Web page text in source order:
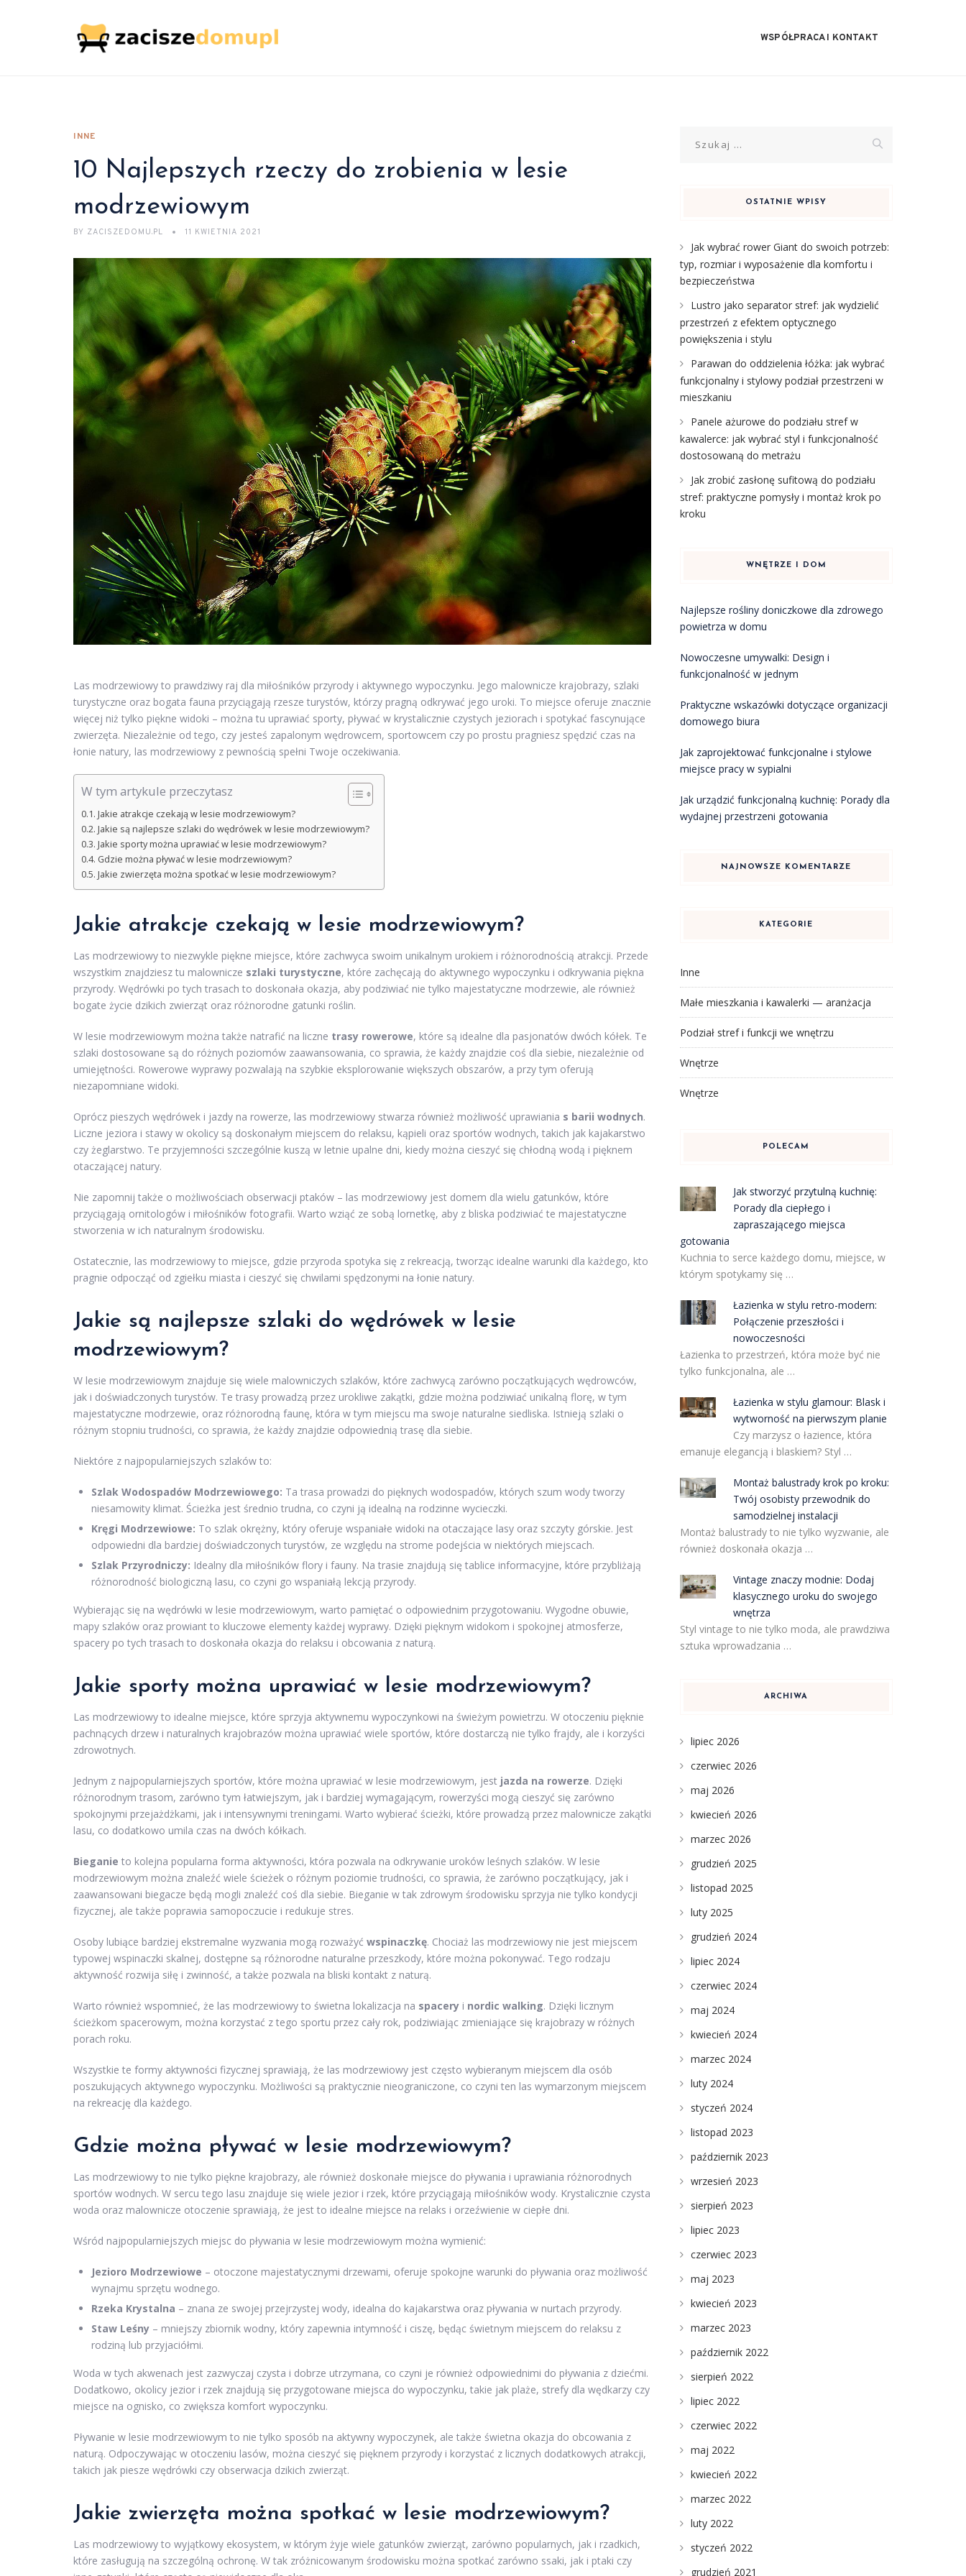
WSPÓŁPRACA I KONTAKT
INNE
10 Najlepszych rzeczy do zrobienia w lesie
modrzewiowym
BY ZACISZEDOMU.PL 11 KWIETNIA 2021
Las modrzewiowy to prawdziwy raj dla miłośników przyrody i aktywnego wypoczynku. Jego malownicze krajobrazy, szlaki
turystyczne oraz bogata fauna przyciągają rzesze turystów, którzy pragną odkrywać jego uroki. To miejsce oferuje znacznie
więcej niż tylko piękne widoki – można tu uprawiać sporty, pływać w krystalicznie czystych jeziorach i spotykać fascynujące
zwierzęta. Niezależnie od tego, czy jesteś zapalonym wędrowcem, sportowcem czy po prostu pragniesz spędzić czas na
łonie natury, las modrzewiowy z pewnością spełni Twoje oczekiwania.
W tym artykule przeczytasz
Jakie atrakcje czekają w lesie modrzewiowym?
Jakie są najlepsze szlaki do wędrówek w lesie modrzewiowym?
Jakie sporty można uprawiać w lesie modrzewiowym?
Gdzie można pływać w lesie modrzewiowym?
Jakie zwierzęta można spotkać w lesie modrzewiowym?
Jakie atrakcje czekają w lesie modrzewiowym?
Las modrzewiowy to niezwykle piękne miejsce, które zachwyca swoim unikalnym urokiem i różnorodnością atrakcji. Przede
wszystkim znajdziesz tu malownicze szlaki turystyczne, które zachęcają do aktywnego wypoczynku i odkrywania piękna
przyrody. Wędrówki po tych trasach to doskonała okazja, aby podziwiać nie tylko majestatyczne modrzewie, ale również
bogate życie dzikich zwierząt oraz różnorodne gatunki roślin.
W lesie modrzewiowym można także natrafić na liczne trasy rowerowe, które są idealne dla pasjonatów dwóch kółek. Te
szlaki dostosowane są do różnych poziomów zaawansowania, co sprawia, że każdy znajdzie coś dla siebie, niezależnie od
umiejętności. Rowerowe wyprawy pozwalają na szybkie eksplorowanie większych obszarów, a przy tym oferują
niezapomniane widoki.
Oprócz pieszych wędrówek i jazdy na rowerze, las modrzewiowy stwarza również możliwość uprawiania s barii wodnych.
Liczne jeziora i stawy w okolicy są doskonałym miejscem do relaksu, kąpieli oraz sportów wodnych, takich jak kajakarstwo
czy żeglarstwo. Te przyjemności szczególnie kuszą w letnie upalne dni, kiedy można cieszyć się chłodną wodą i pięknem
otaczającej natury.
Nie zapomnij także o możliwościach obserwacji ptaków – las modrzewiowy jest domem dla wielu gatunków, które
przyciągają ornitologów i miłośników fotografii. Warto wziąć ze sobą lornetkę, aby z bliska podziwiać te majestatyczne
stworzenia w ich naturalnym środowisku.
Ostatecznie, las modrzewiowy to miejsce, gdzie przyroda spotyka się z rekreacją, tworząc idealne warunki dla każdego, kto
pragnie odpocząć od zgiełku miasta i cieszyć się chwilami spędzonymi na łonie natury.
Jakie są najlepsze szlaki do wędrówek w lesie
modrzewiowym?
W lesie modrzewiowym znajduje się wiele malowniczych szlaków, które zachwycą zarówno początkujących wędrowców,
jak i doświadczonych turystów. Te trasy prowadzą przez urokliwe zakątki, gdzie można podziwiać unikalną florę, w tym
majestatyczne modrzewie, oraz różnorodną faunę, która w tym miejscu ma swoje naturalne siedliska. Istnieją szlaki o
różnym stopniu trudności, co sprawia, że każdy znajdzie odpowiednią trasę dla siebie.
Niektóre z najpopularniejszych szlaków to:
Szlak Wodospadów Modrzewiowego: Ta trasa prowadzi do pięknych wodospadów, których szum wody tworzy
niesamowity klimat. Ścieżka jest średnio trudna, co czyni ją idealną na rodzinne wycieczki.
Kręgi Modrzewiowe: To szlak okrężny, który oferuje wspaniałe widoki na otaczające lasy oraz szczyty górskie. Jest
odpowiedni dla bardziej doświadczonych turystów, ze względu na strome podejścia w niektórych miejscach.
Szlak Przyrodniczy: Idealny dla miłośników flory i fauny. Na trasie znajdują się tablice informacyjne, które przybliżają
różnorodność biologiczną lasu, co czyni go wspaniałą lekcją przyrody.
Wybierając się na wędrówki w lesie modrzewiowym, warto pamiętać o odpowiednim przygotowaniu. Wygodne obuwie,
mapy szlaków oraz prowiant to kluczowe elementy każdej wyprawy. Dzięki pięknym widokom i spokojnej atmosferze,
spacery po tych trasach to doskonała okazja do relaksu i obcowania z naturą.
Jakie sporty można uprawiać w lesie modrzewiowym?
Las modrzewiowy to idealne miejsce, które sprzyja aktywnemu wypoczynkowi na świeżym powietrzu. W otoczeniu pięknie
pachnących drzew i naturalnych krajobrazów można uprawiać wiele sportów, które dostarczą nie tylko frajdy, ale i korzyści
zdrowotnych.
Jednym z najpopularniejszych sportów, które można uprawiać w lesie modrzewiowym, jest jazda na rowerze. Dzięki
różnorodnym trasom, zarówno tym łatwiejszym, jak i bardziej wymagającym, rowerzyści mogą cieszyć się zarówno
spokojnymi przejażdżkami, jak i intensywnymi treningami. Warto wybierać ścieżki, które prowadzą przez malownicze zakątki
lasu, co dodatkowo umila czas na dwóch kółkach.
Bieganie to kolejna popularna forma aktywności, która pozwala na odkrywanie uroków leśnych szlaków. W lesie
modrzewiowym można znaleźć wiele ścieżek o różnym poziomie trudności, co sprawia, że zarówno początkujący, jak i
zaawansowani biegacze będą mogli znaleźć coś dla siebie. Bieganie w tak zdrowym środowisku sprzyja nie tylko kondycji
fizycznej, ale także poprawia samopoczucie i redukuje stres.
Osoby lubiące bardziej ekstremalne wyzwania mogą rozważyć wspinaczkę. Chociaż las modrzewiowy nie jest miejscem
typowej wspinaczki skalnej, dostępne są różnorodne naturalne przeszkody, które można pokonywać. Tego rodzaju
aktywność rozwija siłę i zwinność, a także pozwala na bliski kontakt z naturą.
Warto również wspomnieć, że las modrzewiowy to świetna lokalizacja na spacery i nordic walking. Dzięki licznym
ścieżkom spacerowym, można korzystać z tego sportu przez cały rok, podziwiając zmieniające się krajobrazy w różnych
porach roku.
Wszystkie te formy aktywności fizycznej sprawiają, że las modrzewiowy jest często wybieranym miejscem dla osób
poszukujących aktywnego wypoczynku. Możliwości są praktycznie nieograniczone, co czyni ten las wymarzonym miejscem
na rekreację dla każdego.
Gdzie można pływać w lesie modrzewiowym?
Las modrzewiowy to nie tylko piękne krajobrazy, ale również doskonałe miejsce do pływania i uprawiania różnorodnych
sportów wodnych. W sercu tego lasu znajduje się wiele jezior i rzek, które przyciągają miłośników wody. Krystalicznie czysta
woda oraz malownicze otoczenie sprawiają, że jest to idealne miejsce na relaks i orzeźwienie w ciepłe dni.
Wśród najpopularniejszych miejsc do pływania w lesie modrzewiowym można wymienić:
Jezioro Modrzewiowe – otoczone majestatycznymi drzewami, oferuje spokojne warunki do pływania oraz możliwość
wynajmu sprzętu wodnego.
Rzeka Krystalna – znana ze swojej przejrzystej wody, idealna do kajakarstwa oraz pływania w nurtach przyrody.
Staw Leśny – mniejszy zbiornik wodny, który zapewnia intymność i ciszę, będąc świetnym miejscem do relaksu z
rodziną lub przyjaciółmi.
Woda w tych akwenach jest zazwyczaj czysta i dobrze utrzymana, co czyni je również odpowiednimi do pływania z dziećmi.
Dodatkowo, okolicy jezior i rzek znajdują się przygotowane miejsca do wypoczynku, takie jak plaże, strefy dla wędkarzy czy
miejsce na ognisko, co zwiększa komfort wypoczynku.
Pływanie w lesie modrzewiowym to nie tylko sposób na aktywny wypoczynek, ale także świetna okazja do obcowania z
naturą. Odpoczywając w otoczeniu lasów, można cieszyć się pięknem przyrody i korzystać z licznych dodatkowych atrakcji,
takich jak piesze wędrówki czy obserwacja dzikich zwierząt.
Jakie zwierzęta można spotkać w lesie modrzewiowym?
Las modrzewiowy to wyjątkowy ekosystem, w którym żyje wiele gatunków zwierząt, zarówno popularnych, jak i rzadkich,
które zasługują na szczególną ochronę. W tak zróżnicowanym środowisku można spotkać zarówno ssaki, jak i ptaki czy
OSTATNIE WPISY
Jak wybrać rower Giant do swoich potrzeb:
typ, rozmiar i wyposażenie dla komfortu i
bezpieczeństwa
Lustro jako separator stref: jak wydzielić
przestrzeń z efektem optycznego
powiększenia i stylu
Parawan do oddzielenia łóżka: jak wybrać
funkcjonalny i stylowy podział przestrzeni w
mieszkaniu
Panele ażurowe do podziału stref w
kawalerce: jak wybrać styl i funkcjonalność
dostosowaną do metrażu
Jak zrobić zasłonę sufitową do podziału
stref: praktyczne pomysły i montaż krok po
kroku
WNĘTRZE I DOM
Najlepsze rośliny doniczkowe dla zdrowego
powietrza w domu
Nowoczesne umywalki: Design i
funkcjonalność w jednym
Praktyczne wskazówki dotyczące organizacji
domowego biura
Jak zaprojektować funkcjonalne i stylowe
miejsce pracy w sypialni
Jak urządzić funkcjonalną kuchnię: Porady dla
wydajnej przestrzeni gotowania
NAJNOWSZE KOMENTARZE
KATEGORIE
Inne
Małe mieszkania i kawalerki — aranżacja
Podział stref i funkcji we wnętrzu
Wnętrze
Wnętrze
POLECAM
Jak stworzyć przytulną kuchnię:
Porady dla ciepłego i
zapraszającego miejsca
gotowania
Kuchnia to serce każdego domu, miejsce, w
którym spotykamy się …
Łazienka w stylu retro-modern:
Połączenie przeszłości i
nowoczesności
Łazienka to przestrzeń, która może być nie
tylko funkcjonalna, ale …
Łazienka w stylu glamour: Blask i
wytworność na pierwszym planie
Czy marzysz o łazience, która
emanuje elegancją i blaskiem? Styl …
Montaż balustrady krok po kroku:
Twój osobisty przewodnik do
samodzielnej instalacji
Montaż balustrady to nie tylko wyzwanie, ale
również doskonała okazja …
Vintage znaczy modnie: Dodaj
klasycznego uroku do swojego
wnętrza
Styl vintage to nie tylko moda, ale prawdziwa
sztuka wprowadzania …
ARCHIWA
lipiec 2026
czerwiec 2026
maj 2026
kwiecień 2026
marzec 2026
grudzień 2025
listopad 2025
luty 2025
grudzień 2024
lipiec 2024
czerwiec 2024
maj 2024
kwiecień 2024
marzec 2024
luty 2024
styczeń 2024
listopad 2023
październik 2023
wrzesień 2023
sierpień 2023
lipiec 2023
czerwiec 2023
maj 2023
kwiecień 2023
marzec 2023
październik 2022
sierpień 2022
lipiec 2022
czerwiec 2022
maj 2022
kwiecień 2022
marzec 2022
luty 2022
styczeń 2022
grudzień 2021